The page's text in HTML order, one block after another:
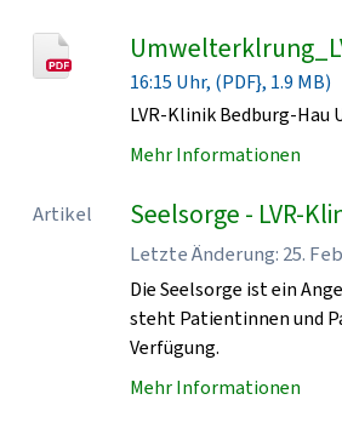
16:15 Uhr, (PDF}, 1.9 MB)
LVR-Klinik Bedburg-
Mehr Informationen
Artikel Seelsorge - LVR-
Letzte Änderung: 25.
Die Seelsorge ist ein
steht Patientinnen und
Verfügung.
Mehr Informationen